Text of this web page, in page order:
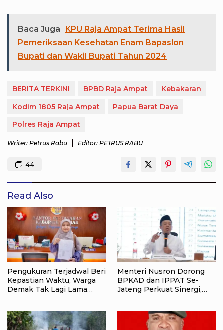
Baca Juga
KPU Raja Ampat Terima Hasil
Pemeriksaan Kesehatan Enam Bapaslon
Bupati dan Wakil Bupati Tahun 2024
BERITA TERKINI BPBD Raja Ampat
Kebakaran
Kodim 1805 Raja Ampat
Papua Barat Daya
Polres Raja Ampat
Writer: Petrus Rabu Editor: PETRUS RABU
44
Read Also
Pengukuran Terjadwal Beri
Kepastian Waktu, Warga
Demak Tak Lagi Lama
Menteri Nusron Dorong
BPKAD dan IPPAT Se-
Jateng Perkuat Sinergi,